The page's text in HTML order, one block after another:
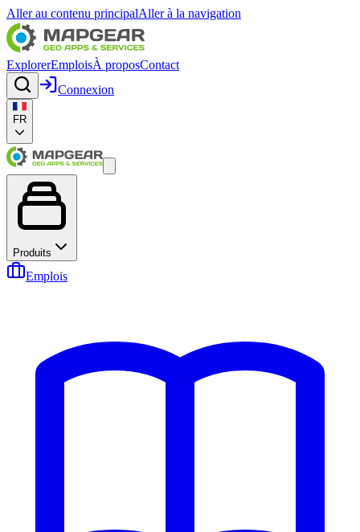
Aller au contenu principalAller à la navigation
ExplorerEmploisÀ proposContact
Connexion
FR
Produits
Emplois